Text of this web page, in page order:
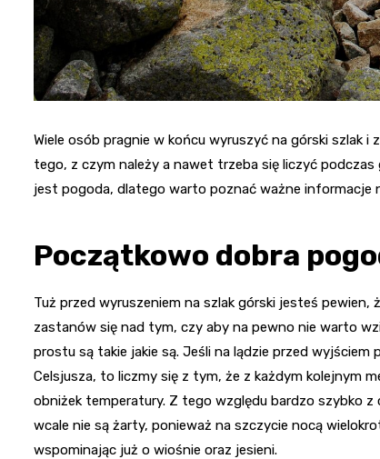
Wiele osób pragnie w końcu wyruszyć na górski szlak
tego, z czym należy a nawet trzeba się liczyć
jest pogoda, dlatego warto poznać ważne
Początkowo dobra
Tuż przed wyruszeniem na szlak górski jesteś pewien,
zastanów się nad tym, czy aby na pewno nie warto
prostu są takie jakie są. Jeśli na lądzie przed wyjściem
Celsjusza, to liczmy się z tym, że z każdym kolejnym
obniżek temperatury. Z tego względu bardzo szybko
wcale nie są żarty, ponieważ na szczycie nocą
wspominając już o wiośnie oraz jesieni.